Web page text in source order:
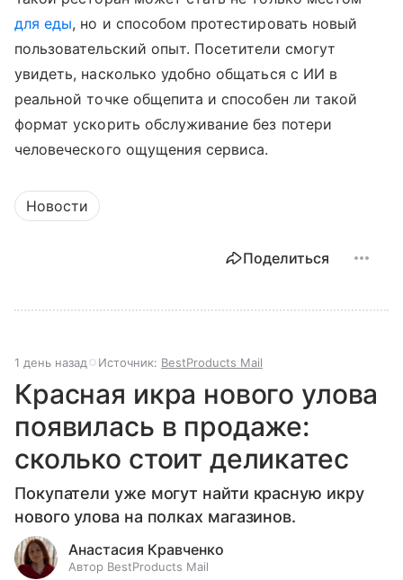
для еды, но и способом протестировать новый
пользовательский опыт. Посетители смогут
увидеть, насколько удобно общаться с ИИ в
реальной точке общепита и способен ли такой
формат ускорить обслуживание без потери
человеческого ощущения сервиса.
Новости
Поделиться
1 день назад Источник: BestProducts Mail
Красная икра нового улова
появилась в продаже:
сколько стоит деликатес
Покупатели уже могут найти красную икру
нового улова на полках магазинов.
Анастасия Кравченко
Автор BestProducts Mail